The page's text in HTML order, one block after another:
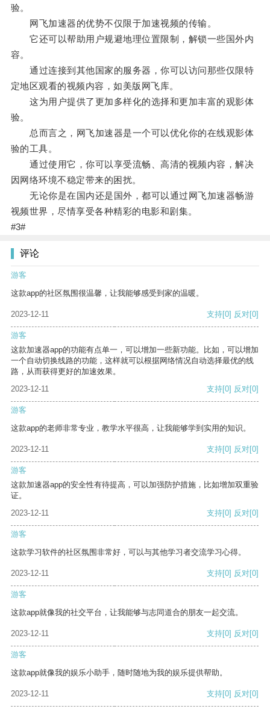
验。
网飞加速器的优势不仅限于加速视频的传输。
它还可以帮助用户规避地理位置限制，解锁一些国外内
容。
通过连接到其他国家的服务器，你可以访问那些仅限特
定地区观看的视频内容，如美版网飞库。
这为用户提供了更加多样化的选择和更加丰富的观影体
验。
总而言之，网飞加速器是一个可以优化你的在线观影体
验的工具。
通过使用它，你可以享受流畅、高清的视频内容，解决
因网络环境不稳定带来的困扰。
无论你是在国内还是国外，都可以通过网飞加速器畅游
视频世界，尽情享受各种精彩的电影和剧集。
#3#
评论
游客
这款app的社区氛围很温馨，让我能够感受到家的温暖。
2023-12-11 支持[0] 反对[0]
游客
这款加速器app的功能有点单一，可以增加一些新功能。比如，可以增加
一个自动切换线路的功能，这样就可以根据网络情况自动选择最优的线
路，从而获得更好的加速效果。
2023-12-11
支持[0] 反对[0]
游客
这款app的老师非常专业，教学水平很高，让我能够学到实用的知识。
2023-12-11 支持[0] 反对[0]
游客
这款加速器app的安全性有待提高，可以加强防护措施，比如增加双重验
证。
2023-12-11
支持[0] 反对[0]
游客
这款学习软件的社区氛围非常好，可以与其他学习者交流学习心得。
2023-12-11 支持[0] 反对[0]
游客
这款app就像我的社交平台，让我能够与志同道合的朋友一起交流。
2023-12-11 支持[0] 反对[0]
游客
这款app就像我的娱乐小助手，随时随地为我的娱乐提供帮助。
2023-12-11 支持[0] 反对[0]